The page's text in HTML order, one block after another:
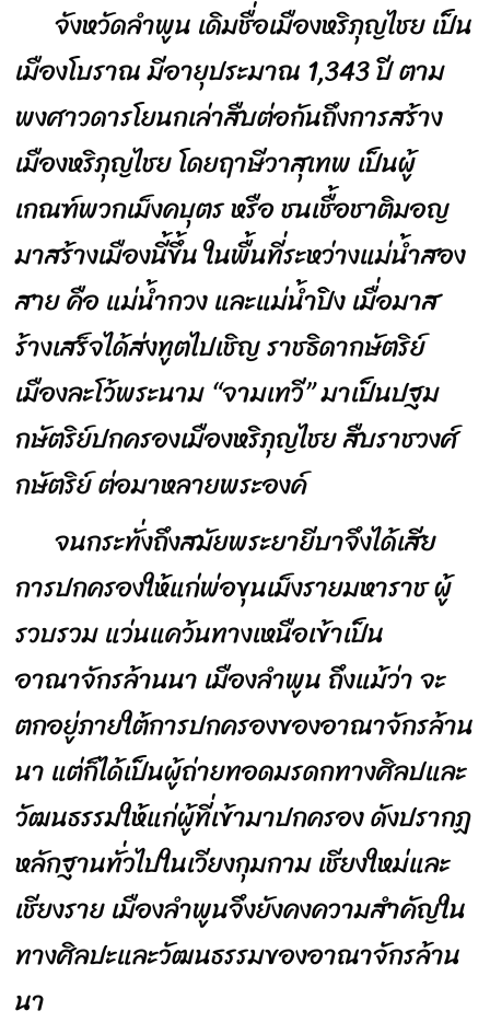
จังหวัดลำพูน เดิมชื่อเมืองหริภุญไชย เป็น
เมืองโบราณ มีอายุประมาณ 1,343 ปี ตาม
พงศาวดารโยนกเล่าสืบต่อกันถึงการสร้าง
เมืองหริภุญไชย โดยฤาษีวาสุเทพ เป็นผู้
เกณฑ์พวกเม็งคบุตร หรือ ชนเชื้อชาติมอญ
มาสร้างเมืองนี้ขึ้น ในพื้นที่ระหว่างแม่น้ำสอง
สาย คือ แม่น้ำกวง และแม่น้ำปิง เมื่อมาส
ร้างเสร็จได้ส่งทูตไปเชิญ ราชธิดากษัตริย์
เมืองละโว้พระนาม “จามเทวี” มาเป็นปฐม
กษัตริย์ปกครองเมืองหริภุญไชย สืบราชวงศ์
กษัตริย์ ต่อมาหลายพระองค์
จนกระทั่งถึงสมัยพระยายีบาจึงได้เสีย
การปกครองให้แก่พ่อขุนเม็งรายมหาราช ผู้
รวบรวม แว่นแคว้นทางเหนือเข้าเป็น
อาณาจักรล้านนา เมืองลำพูน ถึงแม้ว่า จะ
ตกอยู่ภายใต้การปกครองของอาณาจักรล้าน
นา แต่ก็ได้เป็นผู้ถ่ายทอดมรดกทางศิลปและ
วัฒนธรรมให้แก่ผู้ที่เข้ามาปกครอง ดังปรากฏ
หลักฐานทั่วไปในเวียงกุมกาม เชียงใหม่และ
เชียงราย เมืองลำพูนจึงยังคงความสำคัญใน
ทางศิลปะและวัฒนธรรมของอาณาจักรล้าน
นา